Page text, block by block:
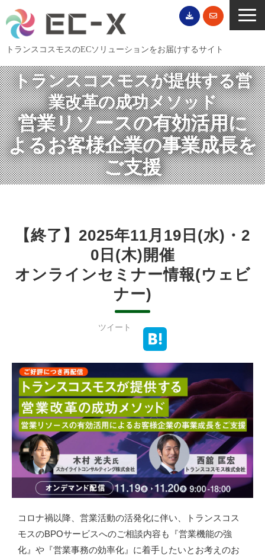
トランスコスモスのECソリューションをお届けするサイト
TOP
サービス一覧
EC導入事例
ECブログ
無料セミナー
EC資料ダウンロード
会社概要
トランスコスモスが提供する営
業改革の成功メソッド
営業リソースの有効活用に
よるお客様企業の事業成長を
ご支援
【終了】2025年11月19日(水)・2
0日(木)開催
オンラインセミナー情報(ウェビ
ナー)
ツイート
コロナ禍以降、営業活動の活発化に伴い、トランスコス
モスのBPOサービスへのご相談内容も『営業機能の強
化』や『営業事務の効率化』に着手したいとお考えのお